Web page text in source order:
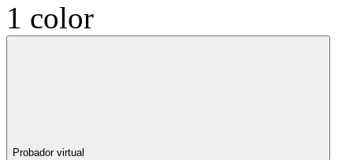
1 color
Probador virtual